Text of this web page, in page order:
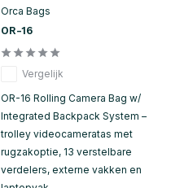
Orca Bags
OR-16
Vergelijk
OR-16 Rolling Camera Bag w/
Integrated Backpack System –
trolley videocameratas met
rugzakoptie, 13 verstelbare
verdelers, externe vakken en